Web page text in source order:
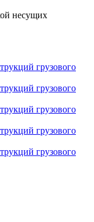
несущих
грузового
грузового
грузового
грузового
грузового